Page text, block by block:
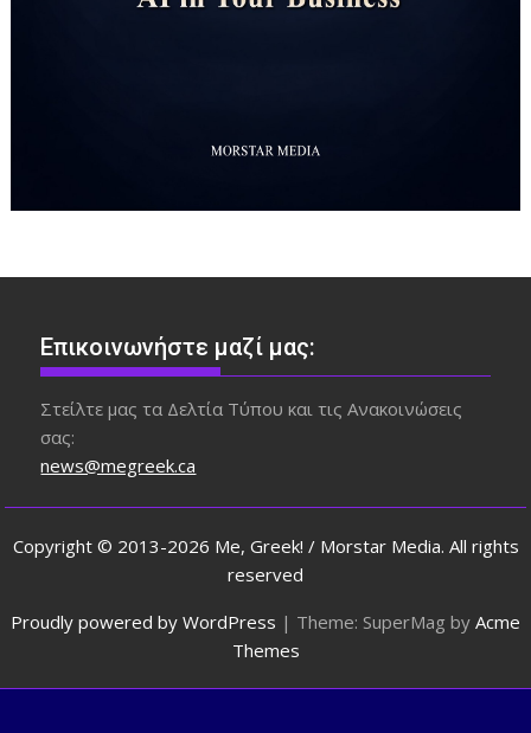
Επικοινωνήστε μαζί μας:
Στείλτε μας τα Δελτία Τύπου και τις Ανακοινώσεις
σας:
news@megreek.ca
Copyright © 2013-2026 Me, Greek! / Morstar Media. All rights
reserved
Proudly powered by WordPress | Theme: SuperMag by Acme
Themes